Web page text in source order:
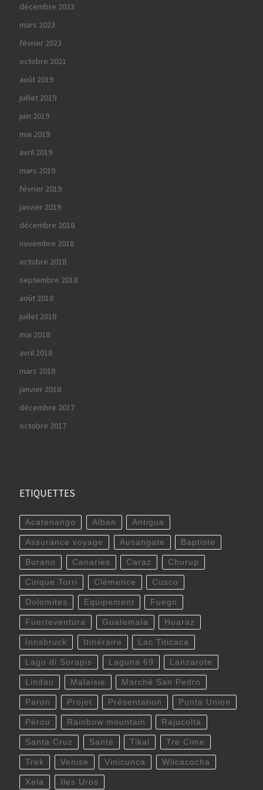
décembre 2023
mars 2023
février 2023
octobre 2021
août 2019
juillet 2019
juin 2019
mai 2019
avril 2019
mars 2019
février 2019
janvier 2019
décembre 2018
novembre 2018
octobre 2018
septembre 2018
août 2018
juillet 2018
mai 2018
avril 2018
mars 2018
janvier 2018
décembre 2017
octobre 2017
ETIQUETTES
Acatenango Alban Antigua
Assurance voyage Ausangate Baptiste
Burano Canaries Caraz Churup
Cinque Torri Clémence Cusco
Dolomites Equipement Fuego
Fuerteventura Guatemala Huaraz
Innsbruck Itinéraire Lac Titicaca
Lago di Sorapis Laguna 69 Lanzarote
Lindau Malaisie Marché San Pedro
Paron Projet Présentation Punta Union
Pérou Rainbow mountain Rajucolta
Santa Cruz Santé Tikal Tre Cime
Trek Venise Vinicunca Wilcacocha
Xela îles Uros